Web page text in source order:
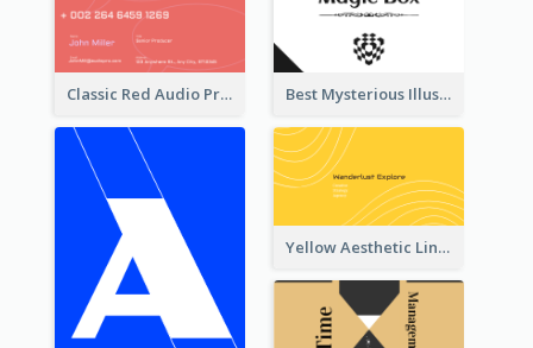
Classic Red Audio Practical Business Card Designs Best Mysterious Illusion Business Card Maker
Yellow Aesthetic Linear Explorer Business Card Design